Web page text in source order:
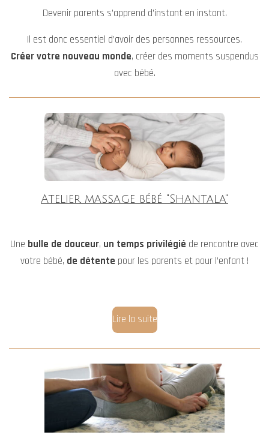
Devenir parents s’apprend d’instant en instant.
Il est donc essentiel d’avoir des personnes ressources.
Créer votre nouveau monde, créer des moments suspendus
avec bébé.
Atelier massage bébé "Shantala"
Une bulle de douceur, un temps privilégié de rencontre avec
votre bébé, de détente pour les parents et pour l’enfant !
Lire la suite